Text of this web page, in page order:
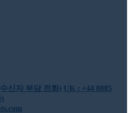
신자 부담 전화) UK : +44 8085